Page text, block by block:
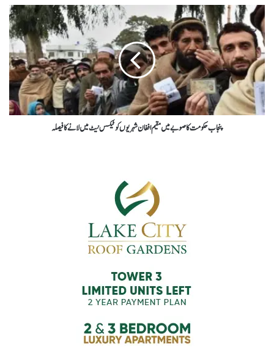
پنجاب حکومت کا صوبے میں مقیم افغان شہریوں کو ٹیکس نیٹ میں لانے کا فیصلہ